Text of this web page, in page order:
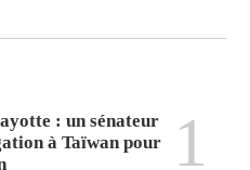
: un sénateur
à Taïwan pour
1